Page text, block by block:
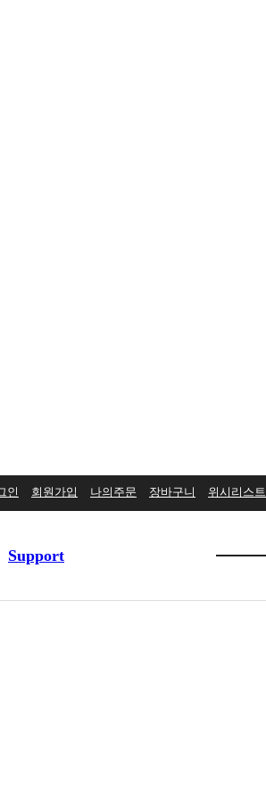
인 회원가입 나의주문 장바구니 위시리스트
Support